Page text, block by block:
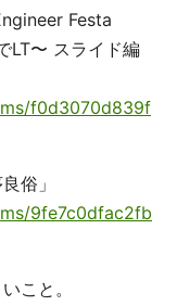
Festa
LT〜 スライド編
f0d3070d839f
俗」
9fe7c0dfac2fb
こと。